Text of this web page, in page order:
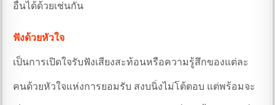
อื่นได้ด้วยเช่นกัน
ฟังด้วยหัวใจ
เป็นการเปิดใจรับฟังเสียงสะท้อนหรือความรู้สึกของแต่ละ
คนด้วยหัวใจแห่งการยอมรับ สงบนิ่งไม่โต้ตอบ แต่พร้อมจะ